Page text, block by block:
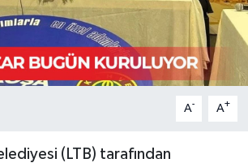
A- A+
(LTB) tarafından